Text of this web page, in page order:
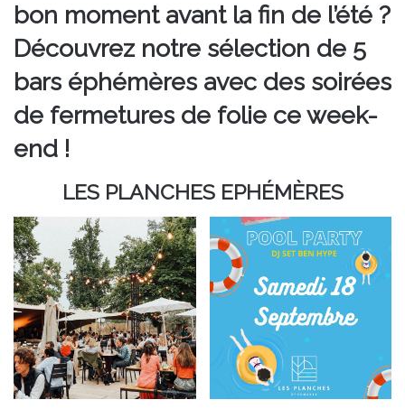
bon moment avant la fin de l’été ?
Découvrez notre sélection de 5
bars éphémères avec des soirées
de fermetures de folie ce week-
end !
LES PLANCHES EPHÉMÈRES